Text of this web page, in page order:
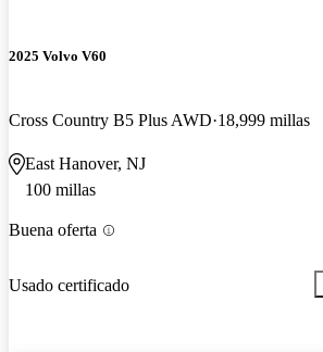
2025 Volvo V60
Cross Country B5 Plus AWD 18,999 millas
East Hanover, NJ
100 millas
Buena oferta
Usado certificado